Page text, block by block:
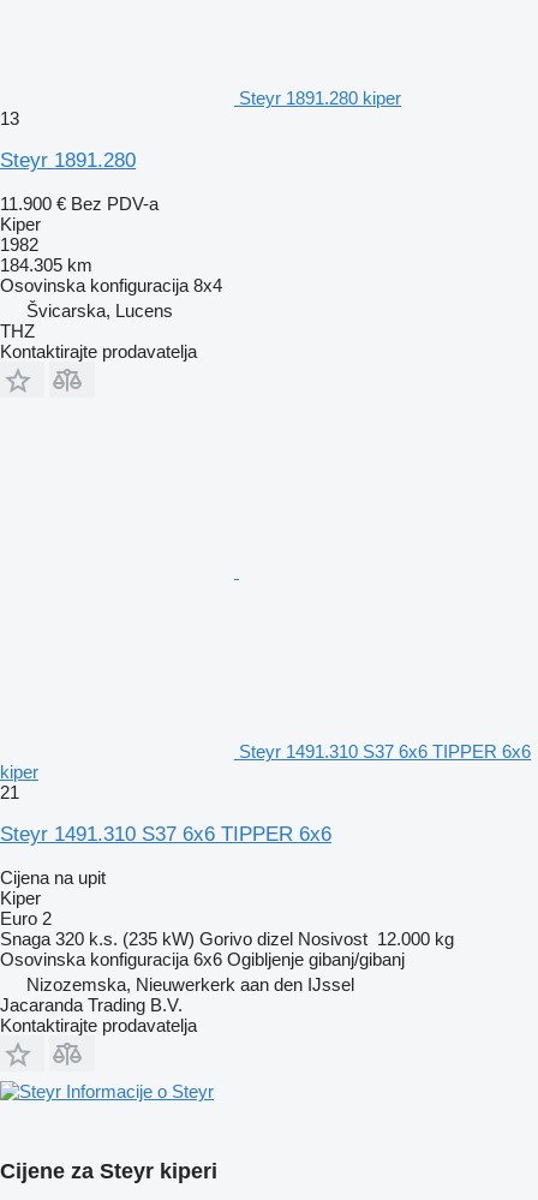
Steyr 1891.280 kiper
13
Steyr 1891.280
11.900 € Bez PDV-a
Kiper
1982
184.305 km
Osovinska konfiguracija 8x4
Švicarska, Lucens
THZ
Kontaktirajte prodavatelja
Steyr 1491.310 S37 6x6 TIPPER 6x6
kiper
21
Steyr 1491.310 S37 6x6 TIPPER 6x6
Cijena na upit
Kiper
Euro 2
Snaga 320 k.s. (235 kW) Gorivo dizel Nosivost 12.000 kg
Osovinska konfiguracija 6x6 Ogibljenje gibanj/gibanj
Nizozemska, Nieuwerkerk aan den IJssel
Jacaranda Trading B.V.
Kontaktirajte prodavatelja
Informacije o Steyr
Cijene za Steyr kiperi